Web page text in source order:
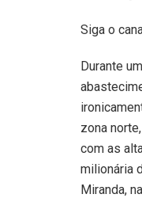
Siga o
Durante
zona
com as
milionária
Miranda,